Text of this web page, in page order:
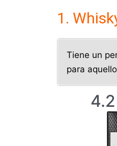
1.
Tiene un
para
4.2